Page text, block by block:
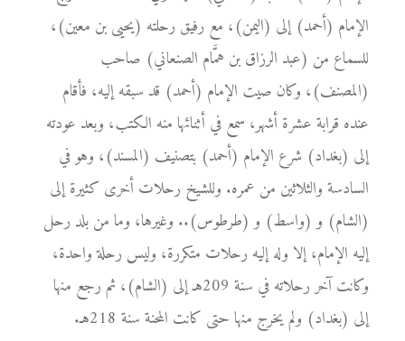
الإمام (أحمد) إلى (اليمن)، مع رفيق رحلته (يحيى بن معين)،
للسماع من (عبد الرزاق بن همَّام الصنعاني) صاحب
(المصنف)، وكان صيت الإمام (أحمد) قد سبقه إليه، فأقام
عنده قرابة عشرة أشهر، سمع في أثنائها منه الكتب، وبعد عودته
إلى (بغداد) شرع الإمام (أحمد) بتصنيف (المسند)، وهو في
السادسة والثلاثين من عمره. وللشيخ رحلات أخرى كثيرة إلى
(الشام) و (واسط) و (طرطوس).. وغيرها، وما من بلد رحل
إليه الإمام، إلا وله إليه رحلات متكررة، وليس رحلة واحدة،
وكانت آخر رحلاته في سنة 209هـ إلى (الشام)، ثم رجع منها
إلى (بغداد) ولم يخرج منها حتى كانت المحنة سنة 218هـ.